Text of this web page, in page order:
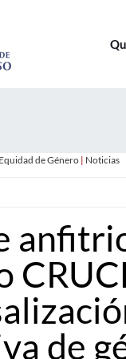
de Género| Noticias
de